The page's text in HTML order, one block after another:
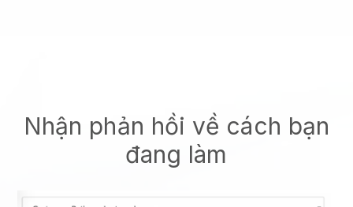
Nhận phản hồi về cách bạn
đang làm